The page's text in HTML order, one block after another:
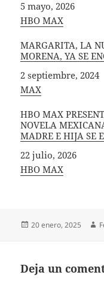
Fecha
5 mayo, 2026
In relation to
HBO MAX
MARGARITA, LA
MORENA, YA SE
Fecha
2 septiembre, 2024
In relation to
MAX
HBO MAX
NOVELA
MADRE E HIJA SE
Fecha
22 julio, 2026
In relation to
HBO MAX
Publicado
20 enero, 2025
Deja un